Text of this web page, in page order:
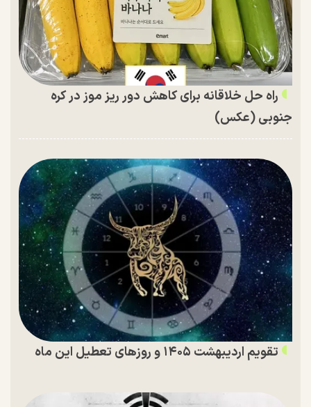
راه حل خلاقانه برای کاهش دور ریز موز در کره
جنوبی (عکس)
تقویم اردیبهشت ۱۴۰۵ و روز‌های تعطیل این ماه